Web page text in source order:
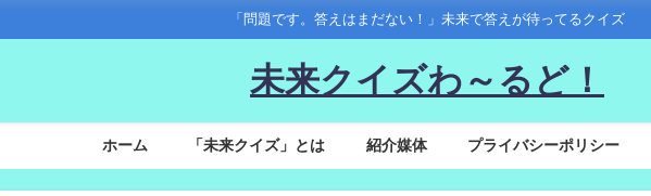
「問題です。答えはまだない！」未来で答えが待ってるクイズ
未来クイズわ～るど！
ホーム 「未来クイズ」とは 紹介媒体 プライバシーポリシー